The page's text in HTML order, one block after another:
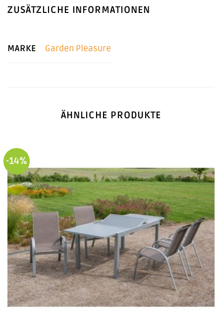
ZUSÄTZLICHE INFORMATIONEN
MARKE Garden Pleasure
ÄHNLICHE PRODUKTE
-14%